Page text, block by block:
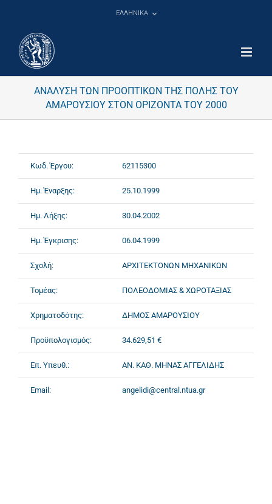
ΕΛΛΗΝΙΚΑ
ΑΝΑΛΥΣΗ ΤΩΝ ΠΡΟΟΠΤΙΚΩΝ ΤΗΣ ΠΟΛΗΣ ΤΟΥ
ΑΜΑΡΟΥΣΙΟΥ ΣΤΟΝ ΟΡΙΖΟΝΤΑ ΤΟΥ 2000
Κωδ. Έργου: 62115300
Ημ. Έναρξης: 25.10.1999
Ημ. Λήξης: 30.04.2002
Ημ. Έγκρισης: 06.04.1999
Σχολή: ΑΡΧΙΤΕΚΤΟΝΩΝ ΜΗΧΑΝΙΚΩΝ
Τομέας: ΠΟΛΕΟΔΟΜΙΑΣ & ΧΩΡΟΤΑΞΙΑΣ
Χρηματοδότης: ΔΗΜΟΣ ΑΜΑΡΟΥΣΙΟΥ
Προϋπολογισμός: 34.629,51 €
Επ. Υπευθ.: ΑΝ. ΚΑΘ. ΜΗΝΑΣ ΑΓΓΕΛΙΔΗΣ
Email: angelidi@central.ntua.gr